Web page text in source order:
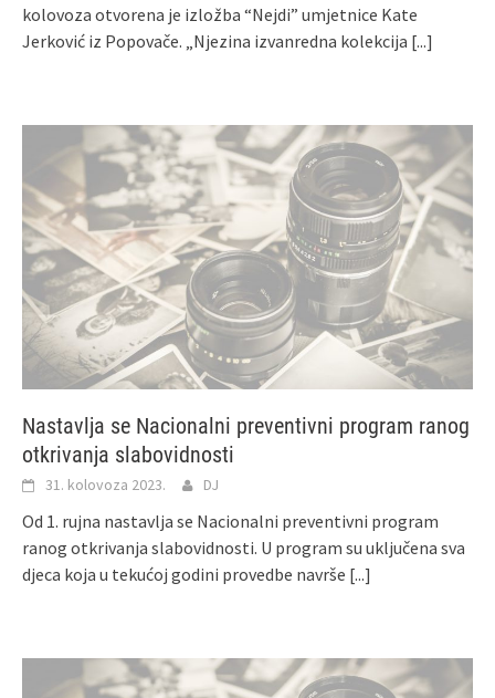
kolovoza otvorena je izložba “Nejdi” umjetnice Kate
Jerković iz Popovače. „Njezina izvanredna kolekcija [...]
Nastavlja se Nacionalni preventivni program ranog
otkrivanja slabovidnosti
31. kolovoza 2023. DJ
Od 1. rujna nastavlja se Nacionalni preventivni program
ranog otkrivanja slabovidnosti. U program su uključena sva
djeca koja u tekućoj godini provedbe navrše [...]